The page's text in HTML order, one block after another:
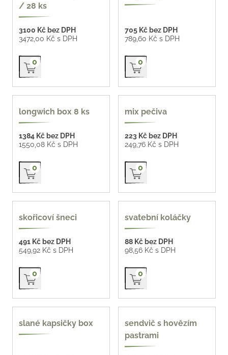
/ 28 ks
3100 Kč bez DPH
3472,00 Kč s DPH
Přidat do košíku
0
705 Kč bez DPH
789,60 Kč s DPH
Přidat do košíku
0
longwich box 8 ks
1384 Kč bez DPH
1550,08 Kč s DPH
Přidat do košíku
0
mix pečiva
223 Kč bez DPH
249,76 Kč s DPH
Přidat do košíku
0
skořicoví šneci
491 Kč bez DPH
549,92 Kč s DPH
Přidat do košíku
0
svatební koláčky
88 Kč bez DPH
98,56 Kč s DPH
Přidat do košíku
0
nové
slané kapsičky box 140 g
sendvič s hovězím
pastrami